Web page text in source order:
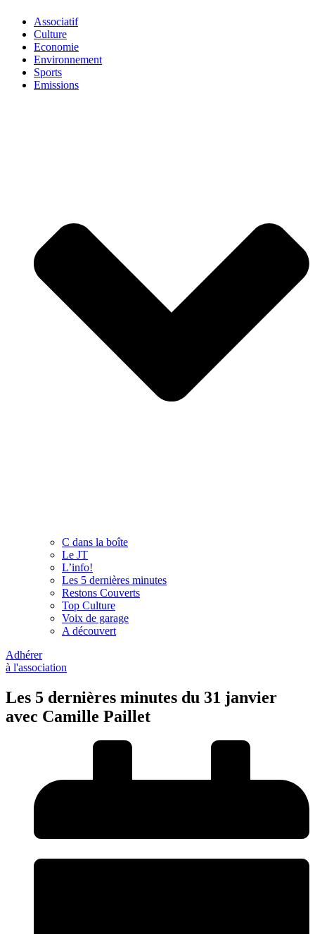
Associatif
Culture
Economie
Environnement
Sports
Emissions
C dans la boîte
Le JT
L’info!
Les 5 dernières minutes
Restons Couverts
Top Culture
Voix de garage
A découvert
Adhérer
à l'association
Les 5 dernières minutes du 31 janvier
avec Camille Paillet